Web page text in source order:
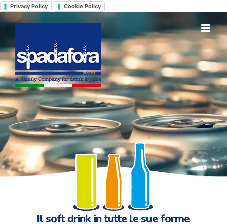
Privacy Policy Cookie Policy Salta
al
Il soft drink in tutte le sue forme